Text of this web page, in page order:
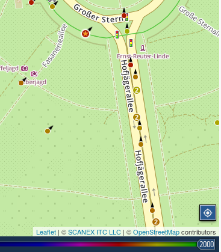
2
2
2
Leaflet | ©SCANEX ITC LLC | ©OpenStreetMapcontributors
2000